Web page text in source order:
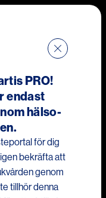
huvudinnehåll
PRO!
endast
hälso-
för dig
bekräfta att
genom
tillhör denna